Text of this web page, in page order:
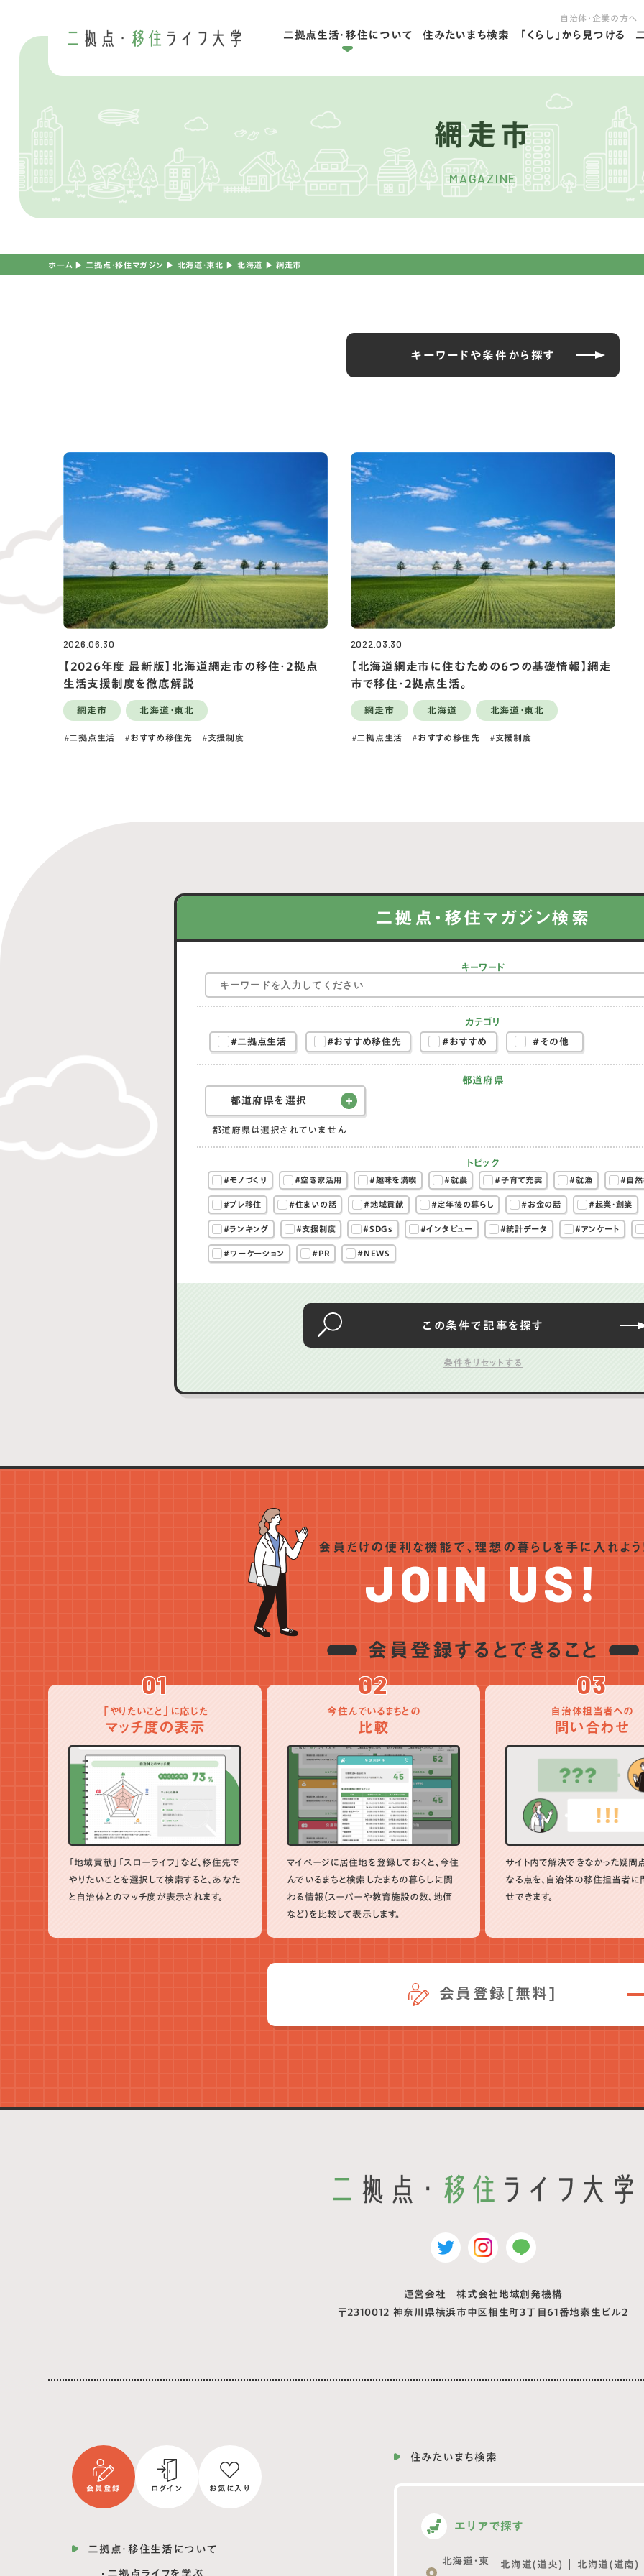
自治体・企業の方へ
二拠点生活・移住について
二拠点ライフを学ぶ
移住ライフを学ぶ
住みたいまち検索 「くらし」から見つける
網走市
MAGAZINE
ホーム ▶︎ 二拠点・移住マガジン ▶︎ 北海道・東北 ▶︎ 北海道 ▶︎網走市
キーワードや条件から探す
2026.06.30
【2026年度 最新版】北海道網走市の移住・2拠点
生活支援制度を徹底解説
網走市 北海道・東北
二拠点生活 おすすめ移住先 支援制度
2022.03.30
【北海道網走市に住むための6つの基礎情報】網走
市で移住・2拠点生活。
網走市 北海道 北海道・東北
二拠点生活 おすすめ移住先 支援制度
二拠点・移住マガジン検索
キーワード
カテゴリ
#二拠点生活
#おすすめ移住先 #おすすめ #その他
都道府県
都道府県を選択
都道府県は選択されていません
トピック
#モノづくり #空き家活用 #趣味を満喫 #就農 #子育て充実 #就漁 #自然
#プレ移住 #住まいの話 #地域貢献 #定年後の暮らし #お金の話 #起業・創業
#ランキング #支援制度 #SDGs #インタビュー #統計データ #アンケート
#ワーケーション #PR #NEWS
この条件で 記事を探す
会員だけの便利な機能で、 理想の暮らしを手に入れよう
JOIN US!
会員登録するとできること
01
「やりたいこと」に応じた
マッチ度の表示
「地域貢献」「スローライフ」など、移住先で
やりたいことを選択して検索すると、あなた
と自治体とのマッチ度が表示されます。
02
今住んでいるまちとの
比較
マイページに居住地を登録しておくと、今住
んでいるまちと検索したまちの暮らしに関
わる情報（スーパーや教育施設の数、地価
など）を比較して表示します。
03
自治体担当者への
問い合わせ
サイト内で解決できなかった疑問
なる点を、自治体の移住担当者に
せできます。
会員登録[無料]
運営会社 株式会社地域創発機構
〒2310012 神奈川県横浜市中区相生町3丁目61番地泰生ビル2
会員登録 ログイン お気に入り
二拠点・移住生活について
二拠点ライフを学ぶ
住みたいまち検索
エリアで探す
北海道・東 北海道(道央) 北海道(道南)